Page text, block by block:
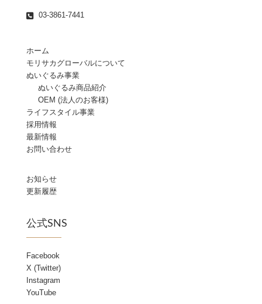
03-3861-7441
ホーム
モリサカグローバルについて
ぬいぐるみ事業
ぬいぐるみ商品紹介
OEM (法人のお客様)
ライフスタイル事業
採用情報
最新情報
お問い合わせ
お知らせ
更新履歴
公式SNS
Facebook
X (Twitter)
Instagram
YouTube